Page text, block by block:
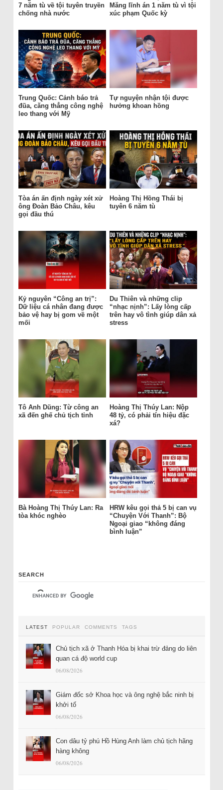
7 năm tù về tội tuyên truyền
chống nhà nước
Măng lĩnh án 1 năm tù vì tội
xúc phạm Quốc kỳ
Trung Quốc: Cảnh báo trả
đũa, căng thẳng công nghệ
leo thang với Mỹ
Tự nguyện nhận tội được
hưởng khoan hồng
Tòa án ấn định ngày xét xử
ông Đoàn Bảo Châu, kêu
gọi đầu thú
Hoàng Thị Hồng Thái bị
tuyên 6 năm tù
Kỷ nguyên “Công an trị”:
Dữ liệu cá nhân đang được
bảo vệ hay bị gom về một
mối
Du Thiên và những clip
“nhạc nịnh”: Lấy lòng cấp
trên hay vô tình giúp dân xả
stress
Tô Anh Dũng: Từ công an
xã đến ghế chủ tịch tỉnh
Hoàng Thị Thúy Lan: Nộp
48 tỷ, có phải tín hiệu đặc
xá?
Bà Hoàng Thị Thúy Lan: Ra
tòa khóc nghèo
HRW kêu gọi thả 5 bị can vụ
“Chuyện Với Thanh”: Bộ
Ngoại giao “không đáng
bình luận”
SEARCH
LATEST POPULAR COMMENTS TAGS
Chủ tịch xã ở Thanh Hóa bị khai trừ đảng do liên
quan cá độ world cup
06/08/2026
Giám đốc sở Khoa học và ông nghệ bắc ninh bị
khởi tố
06/08/2026
Con dâu tỷ phú Hồ Hùng Anh làm chủ tịch hãng
hàng không
06/08/2026